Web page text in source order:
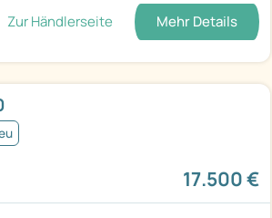
Zur Händlerseite Mehr Details
17.500 €